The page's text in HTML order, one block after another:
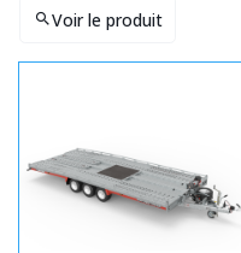
Voir le produit